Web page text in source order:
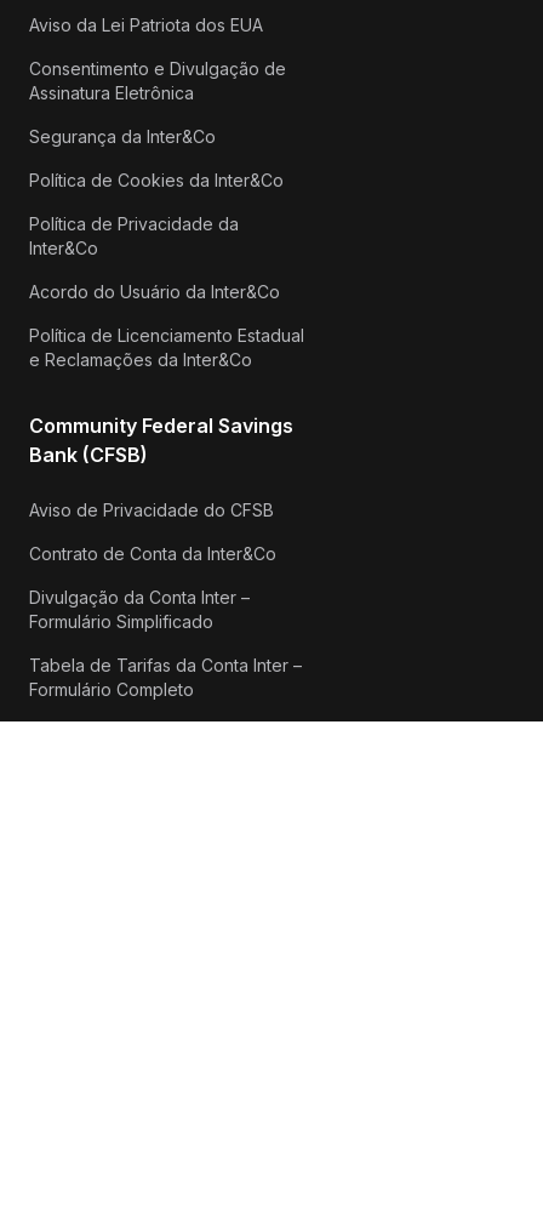
Aviso da Lei Patriota dos EUA
Consentimento e Divulgação de
Assinatura Eletrônica
Segurança da Inter&Co
Política de Cookies da Inter&Co
Política de Privacidade da
Inter&Co
Acordo do Usuário da Inter&Co
Política de Licenciamento Estadual
e Reclamações da Inter&Co
Community Federal Savings
Bank (CFSB)
Aviso de Privacidade do CFSB
Contrato de Conta da Inter&Co
Divulgação da Conta Inter –
Formulário Simplificado
Tabela de Tarifas da Conta Inter –
Formulário Completo